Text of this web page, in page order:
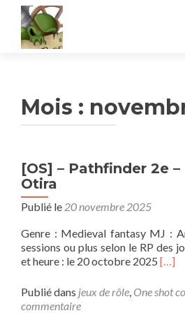
Mois :
[OS] – Pathfinder 2e
Otira
Publié le 20 novembre 2025
Genre : Medieval fantasy MJ :
sessions ou plus selon le RP des
et heure : le 20 octobre 2025 En
plus
[…]
Publié dans jeux de rôle, One shot
commentaire